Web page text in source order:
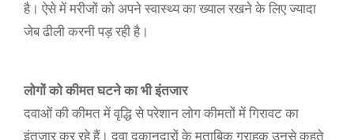
है। ऐसे में मरीजों को अपने स्वास्थ्य का ख्याल रखने के लिए ज्यादा
जेब ढीली करनी पड़ रही है।
लोगों को कीमत घटने का भी इंतजार
दवाओं की कीमत में वृद्धि से परेशान लोग कीमतों में गिरावट का
इंतजार कर रहे हैं। दवा दुकानदारों के मुताबिक ग्राहक उनसे कहते